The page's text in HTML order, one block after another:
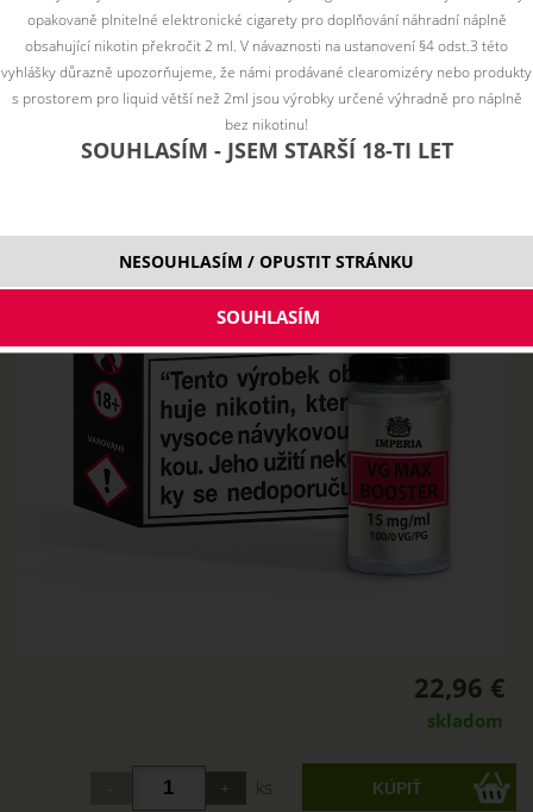
22,96 €
skladom
ks
opakovaně plnitelné elektronické cigarety pro doplňování náhradní náplně
obsahující nikotin překročit 2 ml. V návaznosti na ustanovení §4 odst.3 této
vyhlášky důrazně upozorňujeme, že námi prodávané clearomizéry nebo produkty
s prostorem pro liquid větší než 2ml jsou výrobky určené výhradně pro náplně
bez nikotinu!
SOUHLASÍM - JSEM STARŠÍ 18-TI LET
NESOUHLASÍM / OPUSTIT STRÁNKU